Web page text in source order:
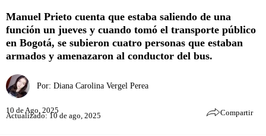
Manuel Prieto cuenta que estaba saliendo de una
función un jueves y cuando tomó el transporte público
en Bogotá, se subieron cuatro personas que estaban
armados y amenazaron al conductor del bus.
Por: Diana Carolina Vergel Perea
10 de Ago, 2025
Actualizado: 10 de ago, 2025 Compartir